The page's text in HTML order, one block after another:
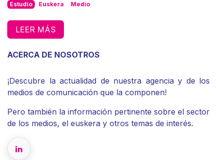
Estudio Euskera Medio
LEER MÁS
ACERCA DE NOSOTROS
¡Descubre la actualidad de nuestra agencia y de los
medios de comunicación que la componen!
Pero también la información pertinente sobre el sector
de los medios, el euskera y otros temas de interés.